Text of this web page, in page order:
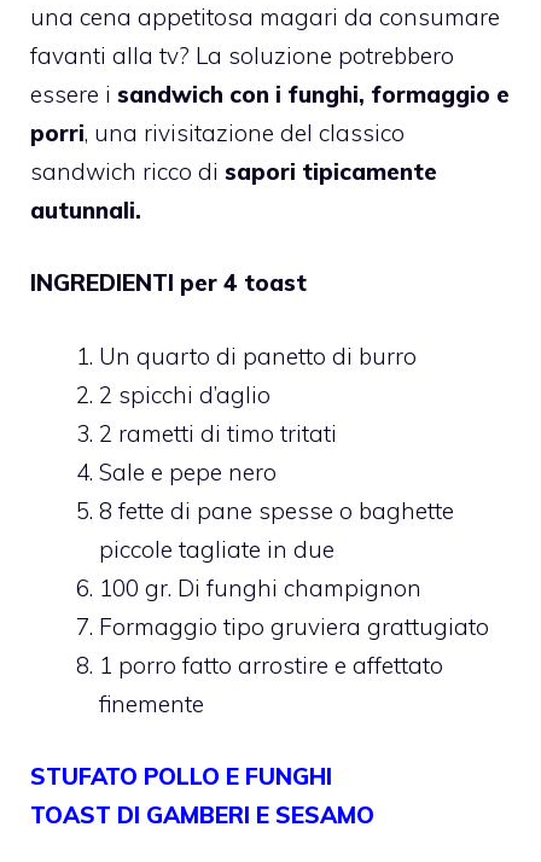
una cena appetitosa magari da consumare
favanti alla tv? La soluzione potrebbero
essere i sandwich con i funghi, formaggio e
porri, una rivisitazione del classico
sandwich ricco di sapori tipicamente
autunnali.
INGREDIENTI per 4 toast
Un quarto di panetto di burro
2 spicchi d’aglio
2 rametti di timo tritati
Sale e pepe nero
8 fette di pane spesse o baghette
piccole tagliate in due
100 gr. Di funghi champignon
Formaggio tipo gruviera grattugiato
1 porro fatto arrostire e affettato
finemente
STUFATO POLLO E FUNGHI
TOAST DI GAMBERI E SESAMO